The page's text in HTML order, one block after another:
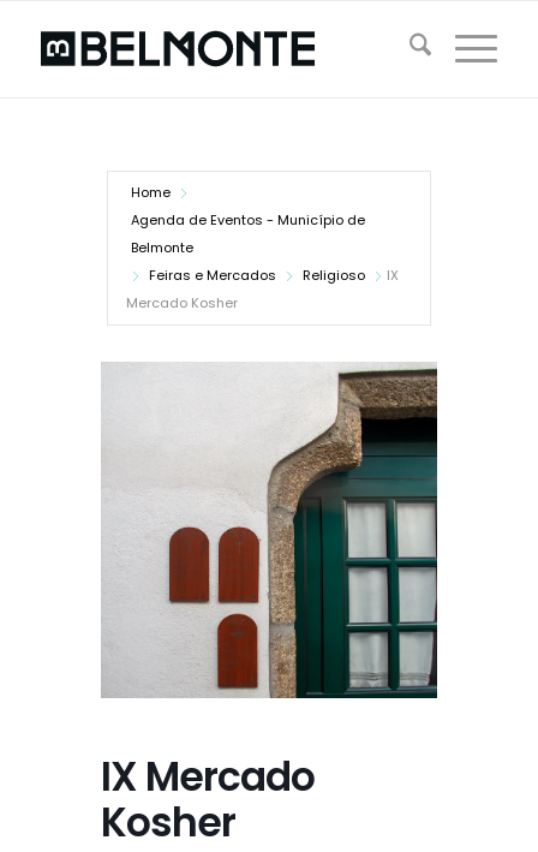
Home
Agenda de Eventos - Município de
Belmonte
Feiras e Mercados
Religioso
IX
Mercado Kosher
IX Mercado
Kosher